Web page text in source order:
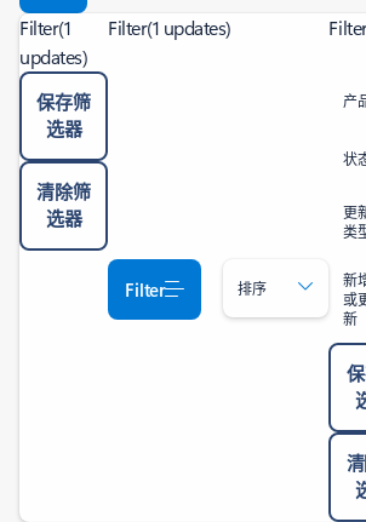
Filter(1
updates)
保存筛
选器
清除筛
选器
Filter(1 updates)
Filter 排序
产
状
更
类
新
或
新